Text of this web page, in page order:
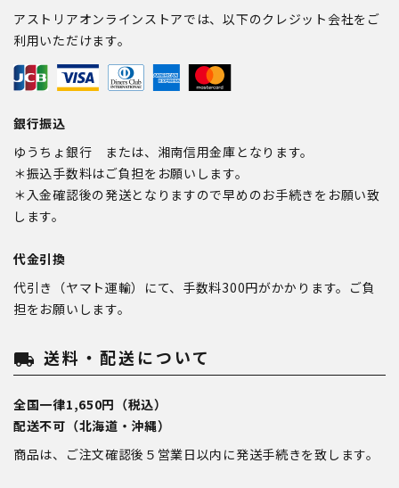
アストリアオンラインストアでは、以下のクレジット会社をご
利用いただけます。
銀行振込
ゆうちょ銀行 または、湘南信用金庫となります。
＊振込手数料はご負担をお願いします。
＊入金確認後の発送となりますので早めのお手続きをお願い致
します。
代金引換
代引き（ヤマト運輸）にて、手数料300円がかかります。ご負
担をお願いします。
local_shipping 送料・配送について
全国一律1,650円（税込）
配送不可（北海道・沖縄）
商品は、ご注文確認後５営業日以内に発送手続きを致します。